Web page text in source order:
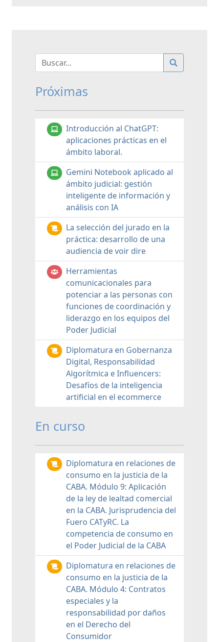
Próximas
Introducción al ChatGPT:
aplicaciones prácticas en el
ámbito laboral.
Gemini Notebook aplicado al
ámbito judicial: gestión
inteligente de información y
análisis con IA
La selección del jurado en la
práctica: desarrollo de una
audiencia de voir dire
Herramientas
comunicacionales para
potenciar a las personas con
funciones de coordinación y
liderazgo en los equipos del
Poder Judicial
Diplomatura en Gobernanza
Digital, Responsabilidad
Algorítmica e Influencers:
Desafíos de la inteligencia
artificial en el ecommerce
En curso
Diplomatura en relaciones de
consumo en la justicia de la
CABA. Módulo 9: Aplicación
de la ley de lealtad comercial
en la CABA. Jurisprudencia del
Fuero CATyRC. La
competencia de consumo en
el Poder Judicial de la CABA
Diplomatura en relaciones de
consumo en la justicia de la
CABA. Módulo 4: Contratos
especiales y la
responsabilidad por daños
en el Derecho del
Consumidor